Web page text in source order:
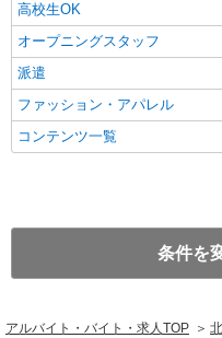
高校生OK
オープニングスタッフ
派遣
ファッション・アパレル
コンテンツ一覧
条件を
アルバイト・バイト・求人TOP